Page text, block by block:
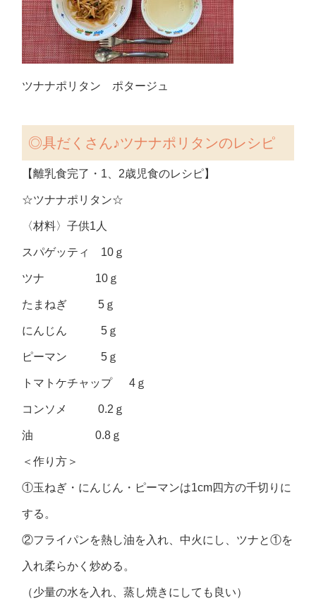
ツナナポリタン ポタージュ
◎具だくさん♪ツナナポリタンのレシピ
【離乳食完了・1、2歳児食のレシピ】
☆ツナナポリタン☆
〈材料〉子供1人
スパゲッティ 10ｇ
ツナ 10ｇ
たまねぎ 5ｇ
にんじん 5ｇ
ピーマン 5ｇ
トマトケチャップ 4ｇ
コンソメ 0.2ｇ
油 0.8ｇ
＜作り方＞
①玉ねぎ・にんじん・ピーマンは1cm四方の千切りに
する。
②フライパンを熱し油を入れ、中火にし、ツナと①を
入れ柔らかく炒める。
（少量の水を入れ、蒸し焼きにしても良い）